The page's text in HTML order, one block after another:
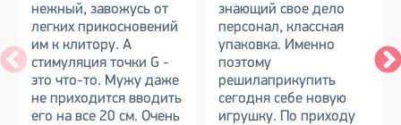
нежный, завожусь от
легких прикосновений
им к клитору. А
стимуляция точки G -
это что-то. Мужу даже
не приходится вводить
его на все 20 см. Очень
знающий свое дело
персонал, классная
упаковка. Именно
поэтому
решилаприкупить
сегодня себе новую
игрушку. По приходу